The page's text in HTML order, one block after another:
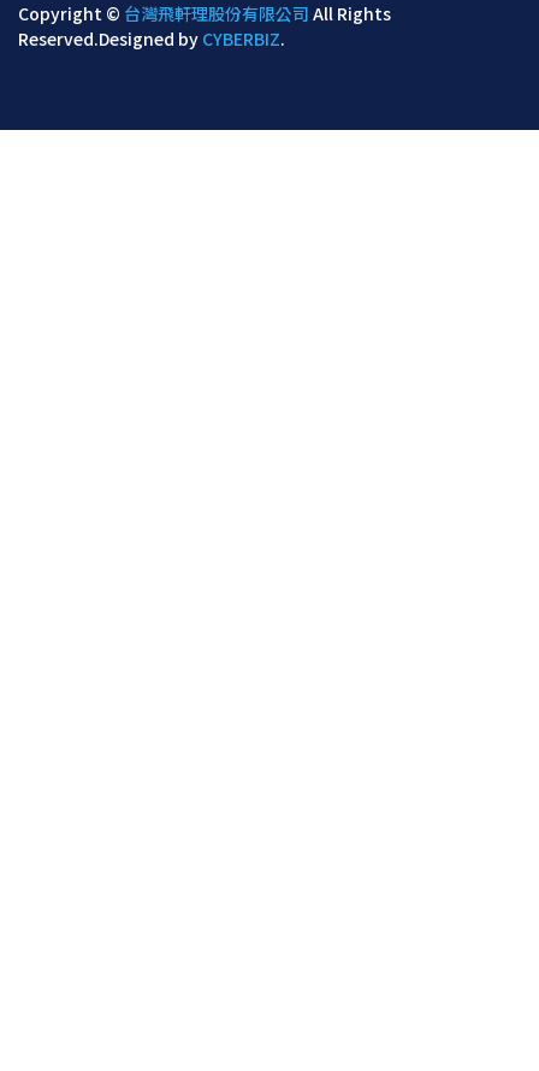
Copyright © 台灣飛軒理股份有限公司 All Rights
Reserved.Designed by CYBERBIZ.